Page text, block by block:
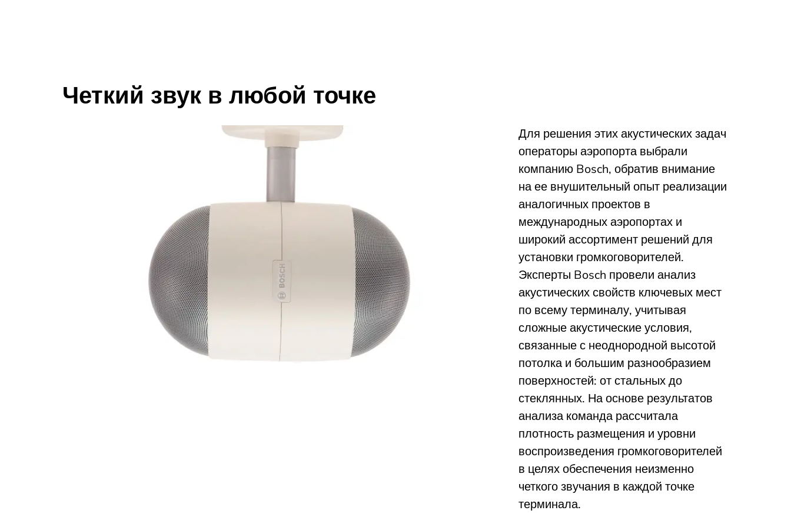
Четкий звук в любой точке
Для решения этих акустических задач
операторы аэропорта выбрали
компанию Bosch, обратив внимание
на ее внушительный опыт реализации
аналогичных проектов в
международных аэропортах и
широкий ассортимент решений для
установки громкоговорителей.
Эксперты Bosch провели анализ
акустических свойств ключевых мест
по всему терминалу, учитывая
сложные акустические условия,
связанные с неоднородной высотой
потолка и большим разнообразием
поверхностей: от стальных до
стеклянных. На основе результатов
анализа команда рассчитала
плотность размещения и уровни
воспроизведения громкоговорителей
в целях обеспечения неизменно
четкого звучания в каждой точке
терминала.